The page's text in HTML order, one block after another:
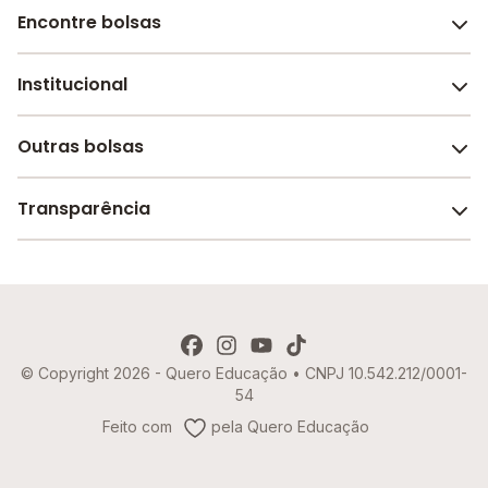
Encontre bolsas
Melhores escolas de São Paulo
Escolas por cidade e bairro
Institucional
Sobre o Melhor Escola
Revista Melhor Escola
Outras bolsas
Faculdades e universidades
Transparência
Política de Cookies
© Copyright 2026 - Quero Educação • CNPJ 10.542.212/0001-
54
Feito com
pela Quero Educação